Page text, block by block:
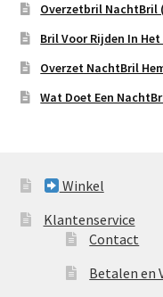
Overzetbril NachtBril
Bril Voor Rijden In Het
Overzet NachtBril
Wat Doet Een
Winkel
Klantenservice
Contact
Betalen en